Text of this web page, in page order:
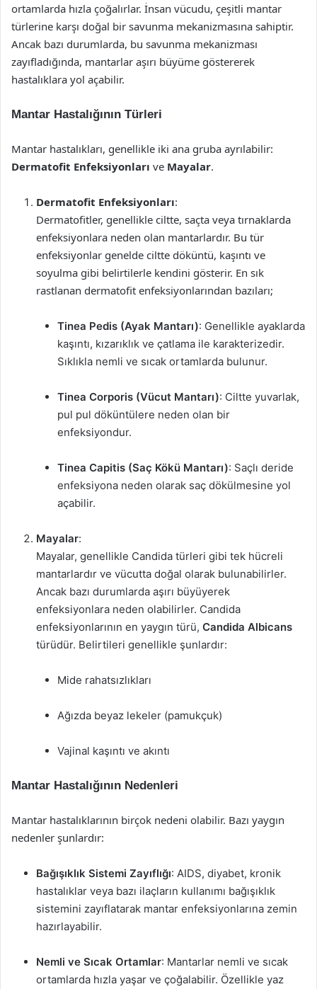
ortamlarda hızla çoğalırlar. İnsan vücudu, çeşitli mantar
türlerine karşı doğal bir savunma mekanizmasına sahiptir.
Ancak bazı durumlarda, bu savunma mekanizması
zayıfladığında, mantarlar aşırı büyüme göstererek
hastalıklara yol açabilir.
Mantar Hastalığının Türleri
Mantar hastalıkları, genellikle iki ana gruba ayrılabilir:
Dermatofit Enfeksiyonları ve Mayalar.
Dermatofit Enfeksiyonları:
Dermatofitler, genellikle ciltte, saçta veya tırnaklarda
enfeksiyonlara neden olan mantarlardır. Bu tür
enfeksiyonlar genelde ciltte döküntü, kaşıntı ve
soyulma gibi belirtilerle kendini gösterir. En sık
rastlanan dermatofit enfeksiyonlarından bazıları;
Tinea Pedis (Ayak Mantarı): Genellikle ayaklarda
kaşıntı, kızarıklık ve çatlama ile karakterizedir.
Sıklıkla nemli ve sıcak ortamlarda bulunur.
Tinea Corporis (Vücut Mantarı): Ciltte yuvarlak,
pul pul döküntülere neden olan bir
enfeksiyondur.
Tinea Capitis (Saç Kökü Mantarı): Saçlı deride
enfeksiyona neden olarak saç dökülmesine yol
açabilir.
Mayalar:
Mayalar, genellikle Candida türleri gibi tek hücreli
mantarlardır ve vücutta doğal olarak bulunabilirler.
Ancak bazı durumlarda aşırı büyüyerek
enfeksiyonlara neden olabilirler. Candida
enfeksiyonlarının en yaygın türü, Candida Albicans
türüdür. Belirtileri genellikle şunlardır:
Mide rahatsızlıkları
Ağızda beyaz lekeler (pamukçuk)
Vajinal kaşıntı ve akıntı
Mantar Hastalığının Nedenleri
Mantar hastalıklarının birçok nedeni olabilir. Bazı yaygın
nedenler şunlardır:
Bağışıklık Sistemi Zayıflığı: AIDS, diyabet, kronik
hastalıklar veya bazı ilaçların kullanımı bağışıklık
sistemini zayıflatarak mantar enfeksiyonlarına zemin
hazırlayabilir.
Nemli ve Sıcak Ortamlar: Mantarlar nemli ve sıcak
ortamlarda hızla yaşar ve çoğalabilir. Özellikle yaz